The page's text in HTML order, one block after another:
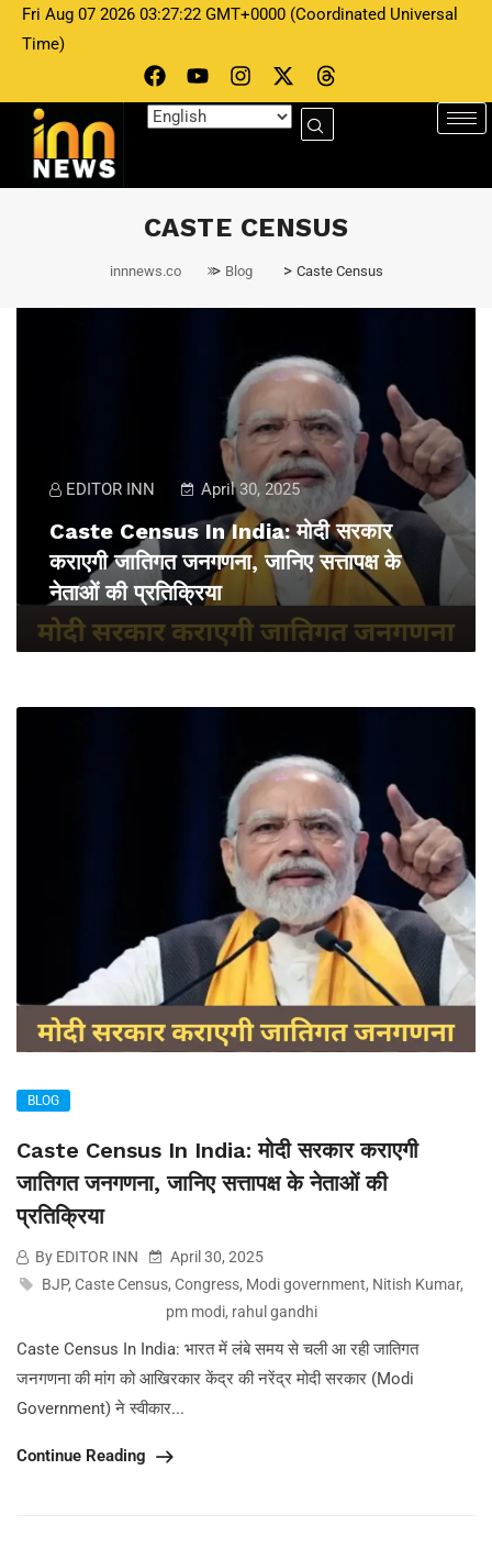
Fri Aug 07 2026 03:27:22 GMT+0000 (Coordinated Universal
Time)
CASTE CENSUS
innnews.co > Blog > Caste Census
EDITOR INN April 30, 2025
Caste Census In India: मोदी सरकार
कराएगी जातिगत जनगणना, जानिए सत्तापक्ष के
नेताओं की प्रतिक्रिया
BLOG
Caste Census In India: मोदी सरकार कराएगी
जातिगत जनगणना, जानिए सत्तापक्ष के नेताओं की
प्रतिक्रिया
By EDITOR INN
April 30, 2025
BJP, Caste Census, Congress, Modi government, Nitish Kumar,
pm modi, rahul gandhi
Caste Census In India: भारत में लंबे समय से चली आ रही जातिगत
जनगणना की मांग को आखिरकार केंद्र की नरेंद्र मोदी सरकार (Modi
Government) ने स्वीकार...
Continue Reading